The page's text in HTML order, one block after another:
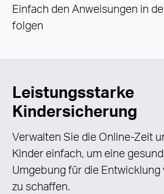
Einfach den Anweisungen in
folgen
Leistungsstarke
Kindersicherung
Verwalten Sie die Online-Zeit
Kinder einfach, um eine
Umgebung für die
zu schaffen.